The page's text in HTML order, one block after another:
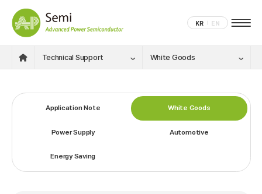
KR EN
Technical Support White Goods
Application Note White Goods
Power Supply Automotive
Energy Saving